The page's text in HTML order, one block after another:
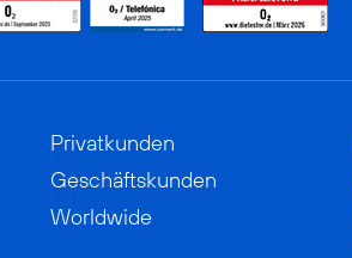
Privatkunden
Geschäftskunden
Worldwide